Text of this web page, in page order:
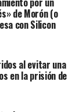
de Morón (o
con Silicon
al evitar una
en la prisión de